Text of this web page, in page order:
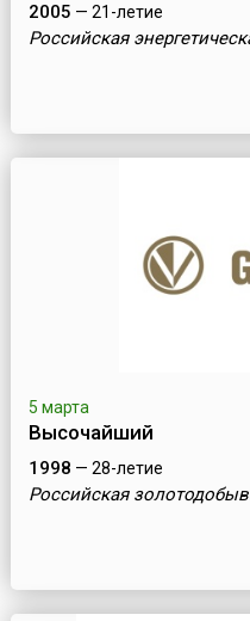
2005 — 21-летие
Российская
5 марта
Высочайший
1998 — 28-летие
Российская